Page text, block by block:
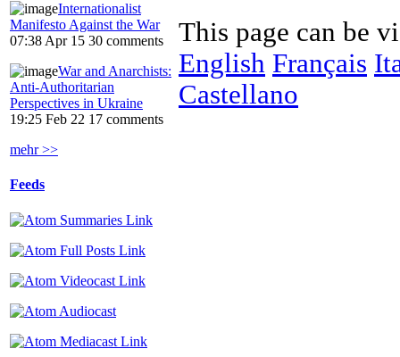
Internationalist
Manifesto Against the War
07:38 Apr 15 30 comments
War and Anarchists:
Anti-Authoritarian
Perspectives in Ukraine
19:25 Feb 22 17 comments
mehr >>
Feeds
This page can be
English Français
Castellano